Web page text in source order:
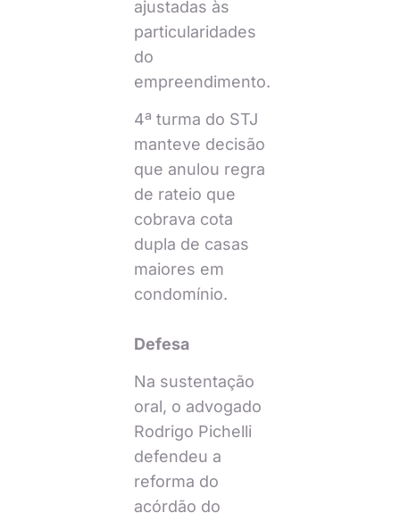
ajustadas às
particularidades
do
empreendimento.
4ª turma do STJ
manteve decisão
que anulou regra
de rateio que
cobrava cota
dupla de casas
maiores em
condomínio.
Defesa
Na sustentação
oral, o advogado
Rodrigo Pichelli
defendeu a
reforma do
acórdão do